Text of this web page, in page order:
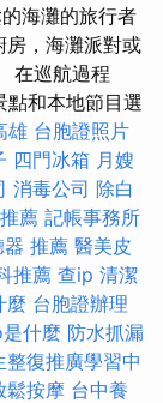
海灘的旅行者
房，海灘派對或
在巡航過程
點和本地節目選
雄 台胞證照片
四門冰箱 月嫂
消毒公司 除白
薦 記帳事務所
器 推薦 醫美皮
推薦 查ip 清潔
麼 台胞證辦理
什麼 防水抓漏
整復推廣學習中
鬆按摩 台中養